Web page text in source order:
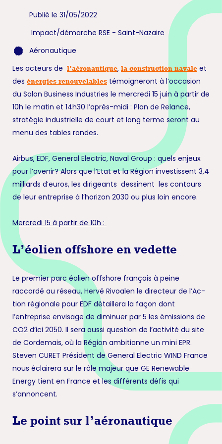
Publié le 31/05/2022
Impact/démarche RSE - Saint-Nazaire
Aéronautique
Les acteurs de l’aéronautique, la construction navale et
des énergies renouvelables témoigneront à l’occa­sion
du Salon Business Industries le mercredi 15 juin à partir de
10h le matin et 14h30 l’après-midi : Plan de Relance,
stratégie industrielle de court et long terme seront au
menu des tables rondes.
Airbus, EDF, General Electric, Naval Group : quels enjeux
pour l’avenir? Alors que l’Etat et la Région investissent 3,4
milliards d’euros, les dirigeants dessinent les contours
de leur entreprise à l’horizon 2030 ou plus loin encore.
Mercredi 15 à partir de 10h :
L’éolien offshore en vedette
Le premier parc éolien offshore français à peine
raccordé au réseau, Hervé Rivoalen le directeur de l’Ac­
tion régionale pour EDF détaillera la façon dont
l’entreprise envisage de diminuer par 5 les émissions de
CO2 d’ici 2050. Il sera aussi question de l’activité du site
de Cordemais, où la Région ambitionne un mini EPR.
Steven CURET Président de General Electric WIND France
nous éclairera sur le rôle majeur que GE Renewable
Energy tient en France et les différents défis qui
s’annoncent.
Le point sur l’aéronautique